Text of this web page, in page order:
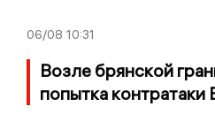
06/08 10:31
Возле брянской
попытка контратаки